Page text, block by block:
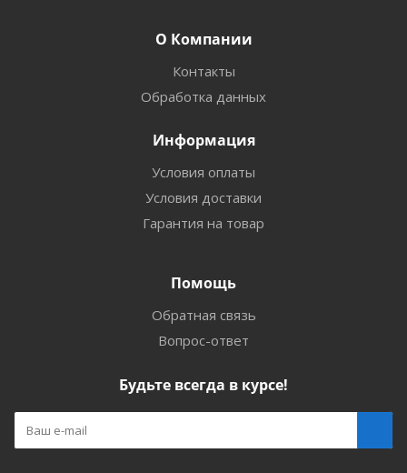
О Компании
Контакты
Обработка данных
Информация
Условия оплаты
Условия доставки
Гарантия на товар
Помощь
Обратная связь
Вопрос-ответ
Будьте всегда в курсе!